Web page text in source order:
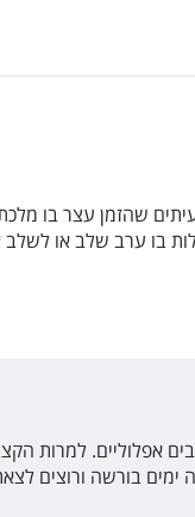
שהזמן עצר בו מלכת
בו ערב שלב או לשלב
אפלוליים. למרות
בורשה ורוצים